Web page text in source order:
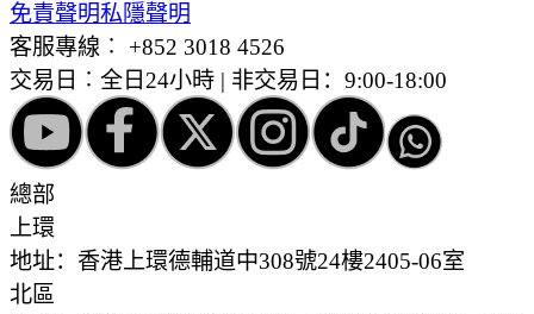
免責聲明私隱聲明
客服專線︰ +852 3018 4526
交易日︰全日24小時 | 非交易日：9:00-18:00
總部
上環
地址：香港上環德輔道中308號24樓2405-06室
北區